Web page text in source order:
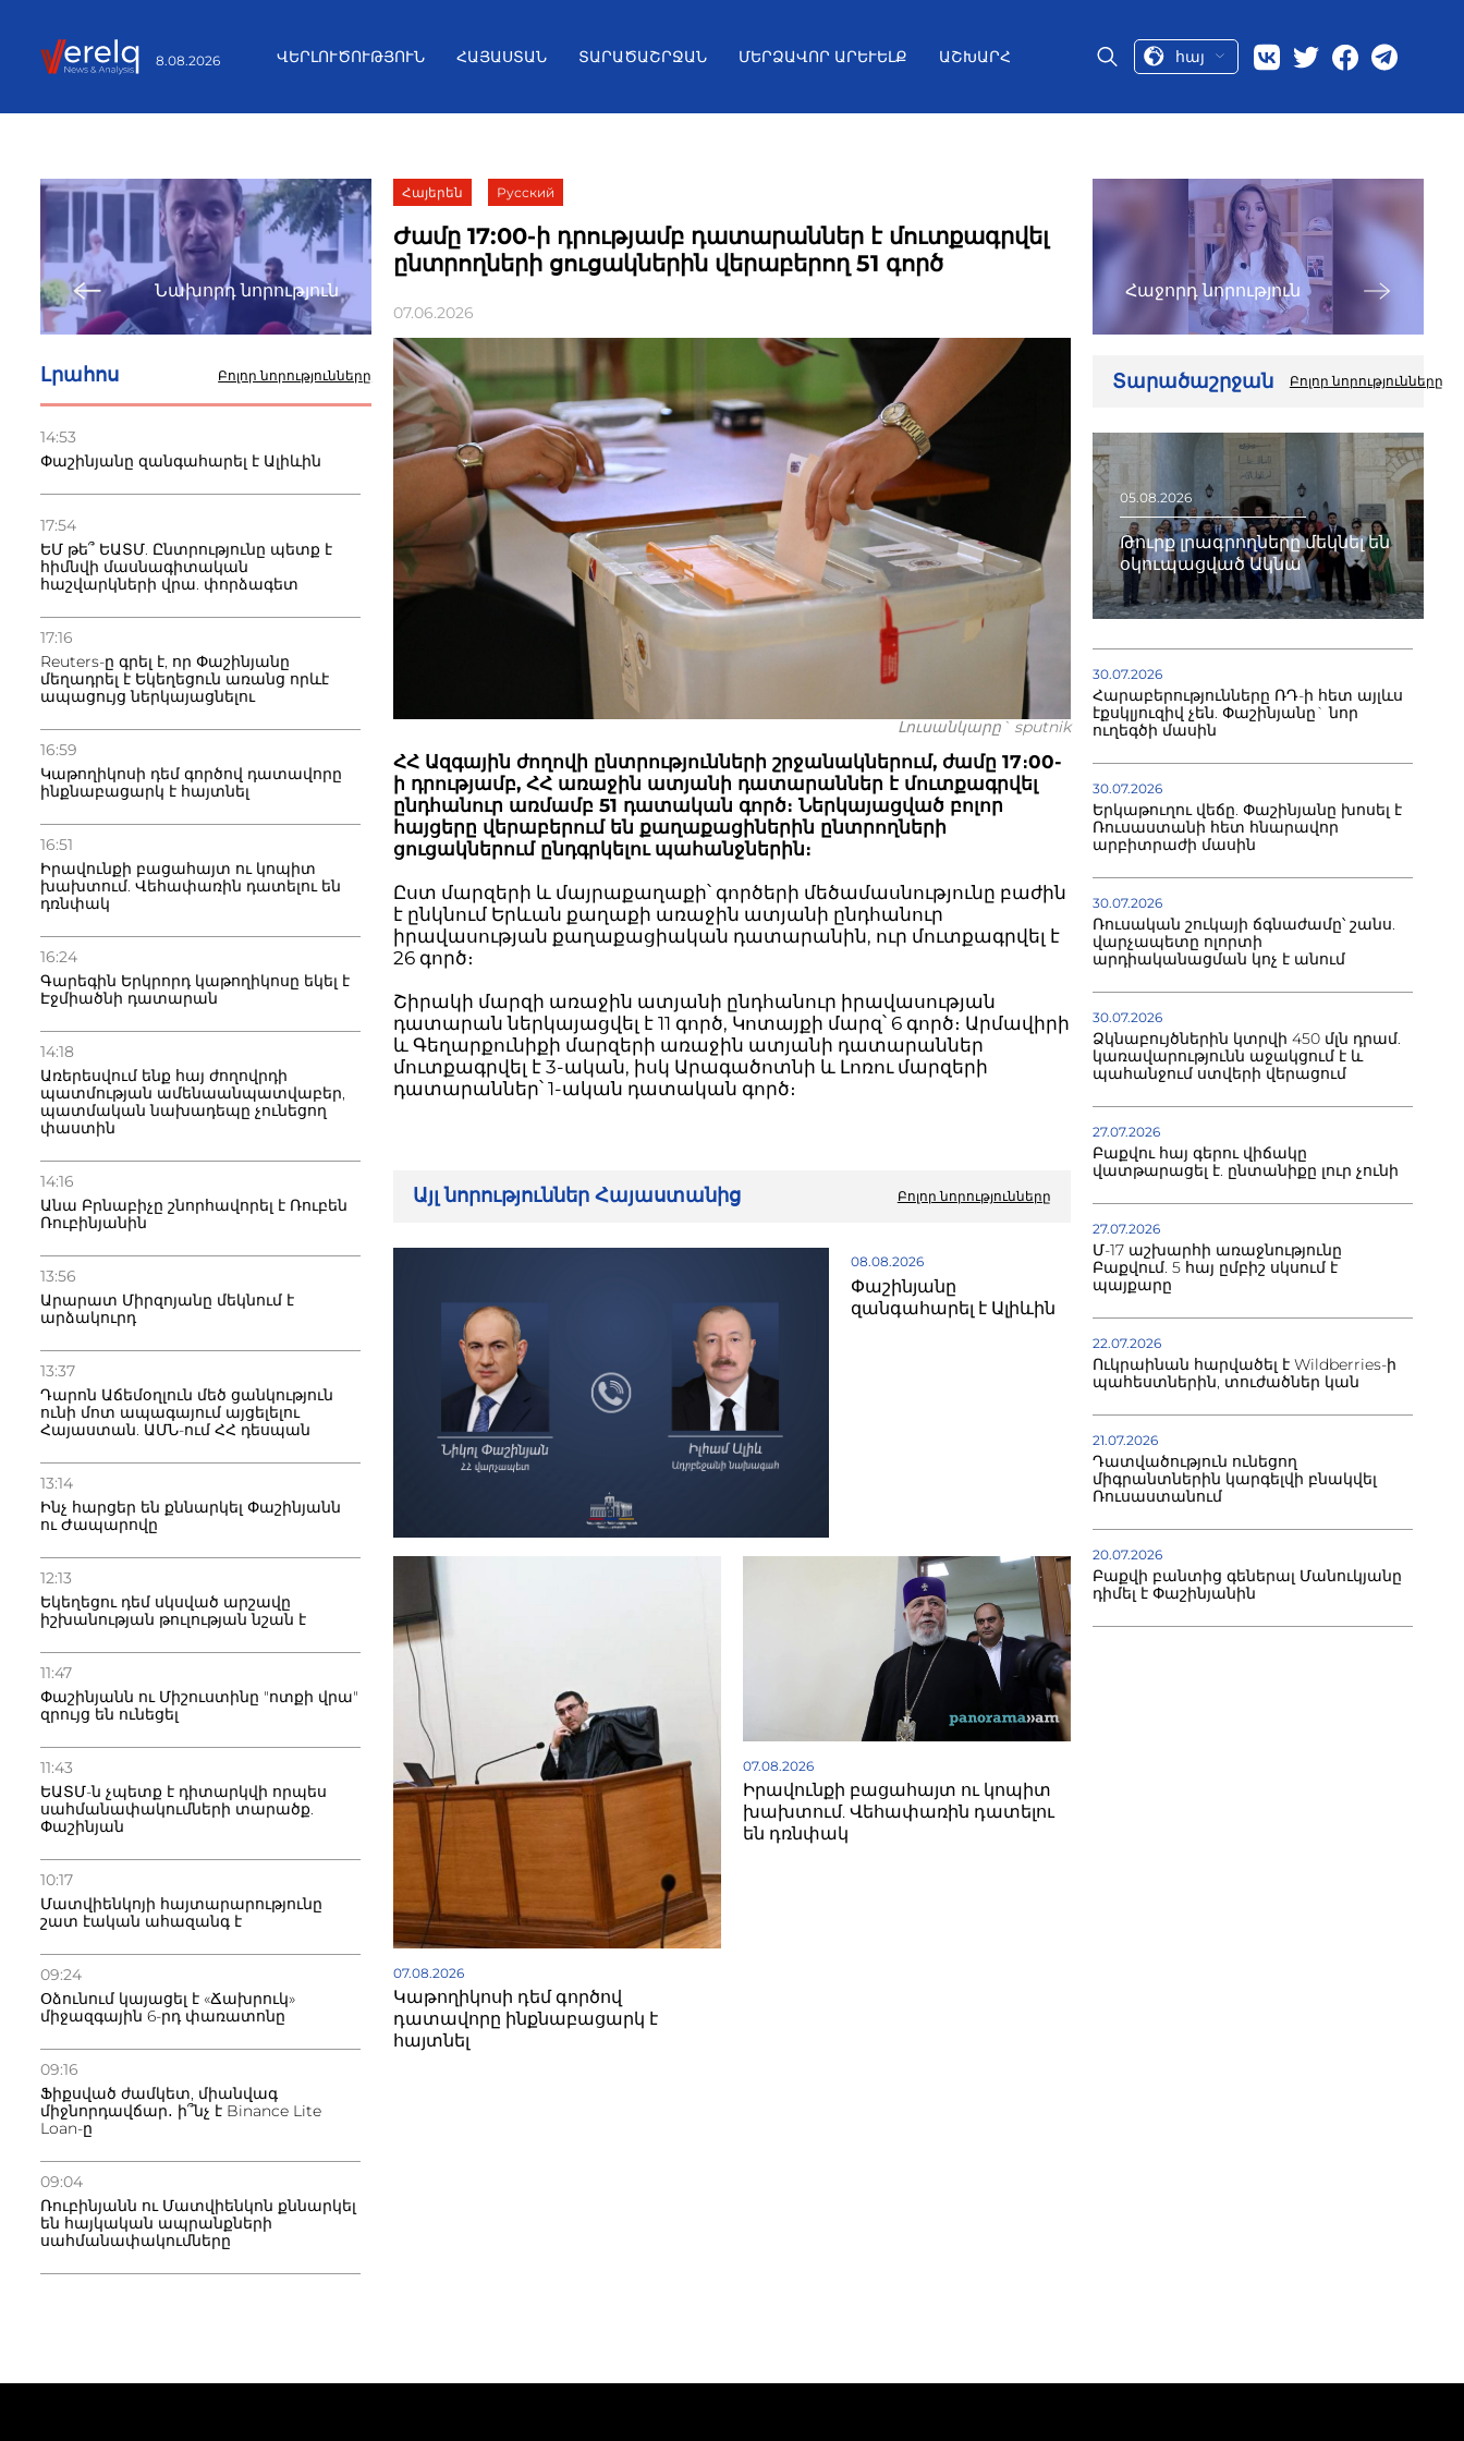
8.08.2026 ՎԵՐԼՈՒԾՈՒԹՅՈՒՆ ՀԱՅԱՍՏԱՆ ՏԱՐԱԾԱՇՐՋԱՆ ՄԵՐՁԱՎՈՐ ԱՐԵՒԵԼՔ ԱՇԽԱՐՀ հայ
Նախորդ նորություն
Լրահոս Բոլոր նորությունները
14:53
Փաշինյանը զանգահարել է Ալիևին
17:54
ԵՄ թե՞ ԵԱՏՄ. Ընտրությունը պետք է
հիմնվի մասնագիտական
հաշվարկների վրա. փորձագետ
17:16
Reuters-ը գրել է, որ Փաշինյանը
մեղադրել է Եկեղեցուն առանց որևէ
ապացույց ներկայացնելու
16:59
Կաթողիկոսի դեմ գործով դատավորը
ինքնաբացարկ է հայտնել
16:51
Իրավունքի բացահայտ ու կոպիտ
խախտում. Վեհափառին դատելու են
դռնփակ
16:24
Գարեգին Երկրորդ կաթողիկոսը եկել է
Էջմիածնի դատարան
14:18
Առերեսվում ենք հայ ժողովրդի
պատմության ամենաանպատվաբեր,
պատմական նախադեպը չունեցող
փաստին
14:16
Անա Բրնաբիչը շնորհավորել է Ռուբեն
Ռուբինյանին
13:56
Արարատ Միրզոյանը մեկնում է
արձակուրդ
13:37
Դարոն Աճեմօղլուն մեծ ցանկություն
ունի մոտ ապագայում այցելելու
Հայաստան. ԱՄՆ-ում ՀՀ դեսպան
13:14
Ինչ հարցեր են քննարկել Փաշինյանն
ու Ժապարովը
12:13
Եկեղեցու դեմ սկսված արշավը
իշխանության թուլության նշան է
11:47
Փաշինյանն ու Միշուստինը "ոտքի վրա"
զրույց են ունեցել
11:43
ԵԱՏՄ-ն չպետք է դիտարկվի որպես
սահմանափակումների տարածք.
Փաշինյան
10:17
Մատվիենկոյի հայտարարությունը
շատ էական ահազանգ է
09:24
Օձունում կայացել է «Ճախրուկ»
միջազգային 6-րդ փառատոնը
09:16
Ֆիքսված ժամկետ, միանվագ
միջնորդավճար․ ի՞նչ է Binance Lite
Loan-ը
09:04
Ռուբինյանն ու Մատվիենկոն քննարկել
են հայկական ապրանքների
սահմանափակումները
Հայերեն Русский
Ժամը 17:00-ի դրությամբ դատարաններ է մուտքագրվել
ընտրողների ցուցակներին վերաբերող 51 գործ
07.06.2026
Լուսանկարը` sputnik
ՀՀ Ազգային ժողովի ընտրությունների շրջանակներում, ժամը 17։00-
ի դրությամբ, ՀՀ առաջին ատյանի դատարաններ է մուտքագրվել
ընդհանուր առմամբ 51 դատական գործ։ Ներկայացված բոլոր
հայցերը վերաբերում են քաղաքացիներին ընտրողների
ցուցակներում ընդգրկելու պահանջներին։
Ըստ մարզերի և մայրաքաղաքի՝ գործերի մեծամասնությունը բաժին
է ընկնում Երևան քաղաքի առաջին ատյանի ընդհանուր
իրավասության քաղաքացիական դատարանին, ուր մուտքագրվել է
26 գործ։
Շիրակի մարզի առաջին ատյանի ընդհանուր իրավասության
դատարան ներկայացվել է 11 գործ, Կոտայքի մարզ՝ 6 գործ։ Արմավիրի
և Գեղարքունիքի մարզերի առաջին ատյանի դատարաններ
մուտքագրվել է 3-ական, իսկ Արագածոտնի և Լոռու մարզերի
դատարաններ՝ 1-ական դատական գործ։
Այլ նորություններ Հայաստանից Բոլոր նորությունները
08.08.2026
Փաշինյանը
զանգահարել է Ալիևին
07.08.2026
Կաթողիկոսի դեմ գործով
դատավորը ինքնաբացարկ է
հայտնել
07.08.2026
Իրավունքի բացահայտ ու կոպիտ
խախտում. Վեհափառին դատելու
են դռնփակ
Հաջորդ նորություն
Տարածաշրջան Բոլոր նորությունները
05.08.2026
Թուրք լրագրողները մեկնել են
օկուպացված Ակնա
30.07.2026
Հարաբերությունները ՌԴ-ի հետ այլևս
էքսկլյուզիվ չեն. Փաշինյանը` նոր
ուղեգծի մասին
30.07.2026
Երկաթուղու վեճը. Փաշինյանը խոսել է
Ռուսաստանի հետ հնարավոր
արբիտրաժի մասին
30.07.2026
Ռուսական շուկայի ճգնաժամը՝ շանս.
վարչապետը ոլորտի
արդիականացման կոչ է անում
30.07.2026
Ձկնաբույծներին կտրվի 450 մլն դրամ.
կառավարությունն աջակցում է և
պահանջում ստվերի վերացում
27.07.2026
Բաքվու հայ գերու վիճակը
վատթարացել է. ընտանիքը լուր չունի
27.07.2026
Մ-17 աշխարհի առաջնությունը
Բաքվում. 5 հայ ըմբիշ սկսում է
պայքարը
22.07.2026
Ուկրաինան հարվածել է Wildberries-ի
պահեստներին, տուժածներ կան
21.07.2026
Դատվածություն ունեցող
միգրանտներին կարգելվի բնակվել
Ռուսաստանում
20.07.2026
Բաքվի բանտից գեներալ Մանուկյանը
դիմել է Փաշինյանին